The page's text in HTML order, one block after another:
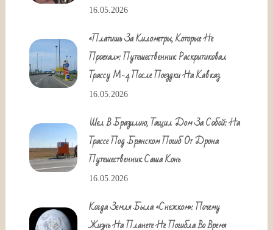
16.05.2026
«Платишь За Километры, Которые Не
Проехал»: Путешественник Раскритиковал
Трассу М-4 После Поездки На Кавказ
16.05.2026
Шел В Бразилию, Тащил Дом За Собой: На
Трассе Под Брянском Погиб От Дрона
Путешественник Саша Конь
16.05.2026
Когда Земля Была «снежком»: Почему
Жизнь На Планете Не Погибла Во Время